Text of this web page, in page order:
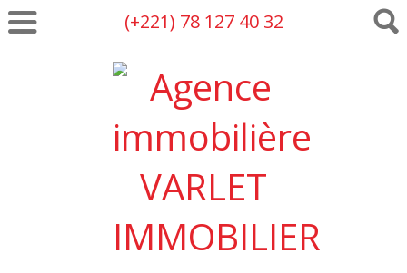
(+221) 78 127 40 32